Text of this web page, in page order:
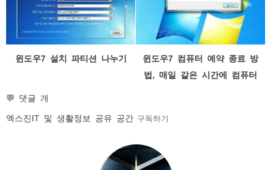
윈도우7 설치 파티션 나누기
윈도우7 컴퓨터 예약 종료 방
법, 매일 같은 시간에 컴퓨터
💬 댓글 개
엑스진 IT 및 생활정보 공유 공간 구독하기